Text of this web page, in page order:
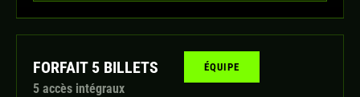
FORFAIT 5 BILLETS ÉQUIPE
5 accès intégraux